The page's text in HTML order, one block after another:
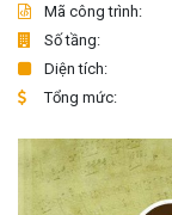
Mã công trình:
Số tầng:
Diện tích:
Tổng mức: